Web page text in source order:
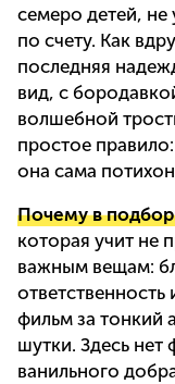
семеро детей, не
по счету. Как
последняя
вид, с
волшебной
простое
она сама
Почему в
которая учит не
важным вещам:
фильм за тонкий
шутки. Здесь
ванильного